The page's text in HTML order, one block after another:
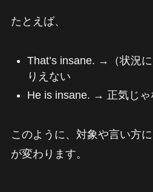
たとえば、
That’s insane. →（状況
りえない
He is insane. → 正気じゃ
このように、対象や言い方
が変わります。